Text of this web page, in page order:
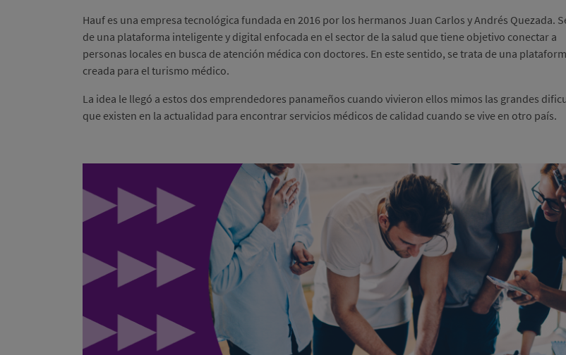
Hauf es una empresa tecnológica fundada en 2016 por los hermanos Juan Carlos y Andrés Quezada.
de una plataforma inteligente y digital enfocada en el sector de la salud que tiene objetivo conectar a
personas locales en busca de atención médica con doctores. En este sentido, se trata de una
creada para el turismo médico.
La idea le llegó a estos dos emprendedores panameños cuando vivieron ellos mimos las grandes
que existen en la actualidad para encontrar servicios médicos de calidad cuando se vive en otro país.